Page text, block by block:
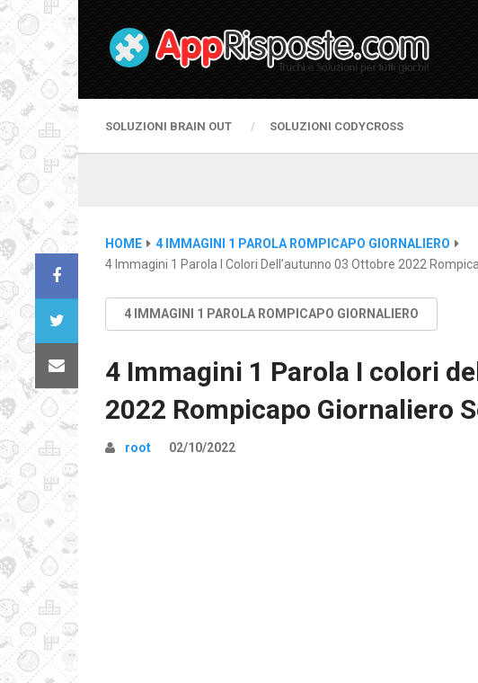
SOLUZIONI BRAIN OUT SOLUZIONI CODYCROSS
HOME
4 IMMAGINI 1 PAROLA ROMPICAPO GIORNALIERO
4 Immagini 1 Parola I Colori Dell’autunno 03 Ottobre 2022
4 IMMAGINI 1 PAROLA ROMPICAPO GIORNALIERO
4 Immagini 1 Parola I colori
2022 Rompicapo Giornaliero
root 02/10/2022